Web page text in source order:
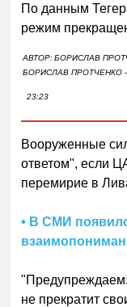
По данным
режим
АВТОР:БОРИСЛАВ
БОРИСЛАВ ПРОТЧЕНКО
23:23
Вооруженные
ответом", если
перемирие в
• В СМИ
не прекратит